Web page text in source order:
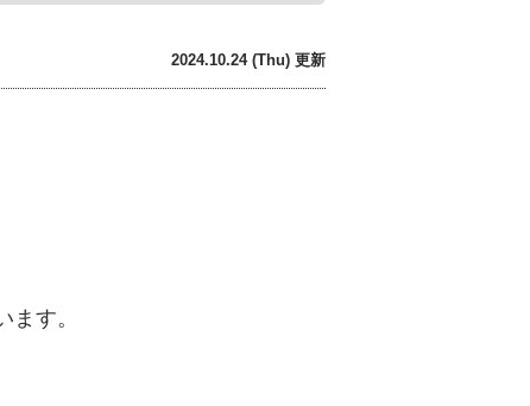
2024.10.24 (Thu) 更新
ます。